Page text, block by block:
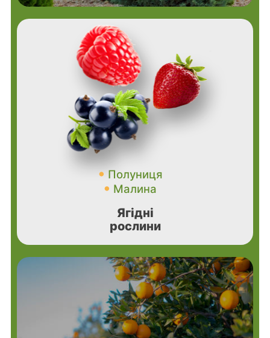
Полуниця
Малина
Ягідні
рослини